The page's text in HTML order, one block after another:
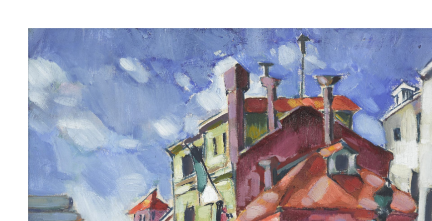
KONRAD MÄGI
1878-1925
Teoste ja fotode reprodutseerimine ilma omaniku kirjaliku loata on keelatud.